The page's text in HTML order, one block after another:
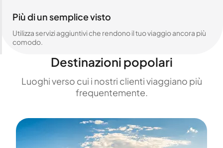
Più di un semplice visto
Utilizza servizi aggiuntivi che rendono il tuo viaggio ancora più
comodo.
Destinazioni popolari
Luoghi verso cui i nostri clienti viaggiano più
frequentemente.